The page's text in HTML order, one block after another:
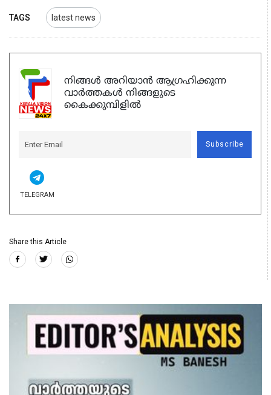
TAGS latest news
നിങ്ങൾ അറിയാൻ ആഗ്രഹിക്കുന്ന
വാർത്തകൾ നിങ്ങളുടെ
കൈക്കുമ്പിളിൽ
Subscribe
TELEGRAM
Share this Article